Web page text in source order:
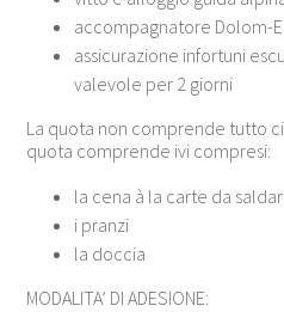
accompagnatore Dolom-
assicurazione infortuni
valevole per 2 giorni
La quota non comprende tutto
quota comprende ivi compresi:
la cena à la carte da
i pranzi
la doccia
MODALITA’ DI ADESIONE: